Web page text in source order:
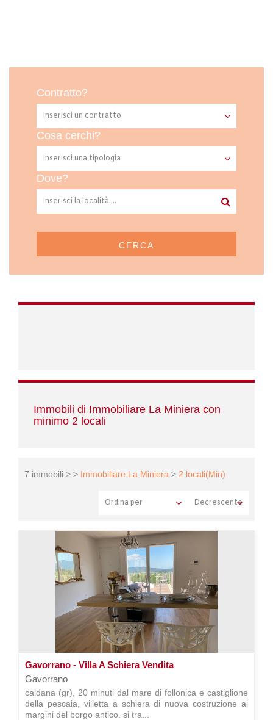
Contratto?
Cosa cerchi?
Dove?
CERCA
Immobili di Immobiliare La Miniera con
minimo 2 locali
7 immobili > > Immobiliare La Miniera > 2 locali(Min)
Gavorrano - Villa A Schiera Vendita
Gavorrano
caldana (gr), 20 minuti dal mare di follonica e castiglione
della pescaia, villetta a schiera di nuova costruzione ai
margini del borgo antico. si tra...